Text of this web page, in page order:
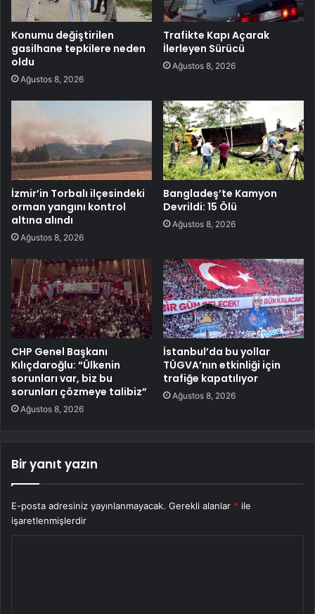
Konumu değiştirilen
gasilhane tepkilere neden
oldu
Ağustos 8, 2026
Trafikte Kapı Açarak
İlerleyen Sürücü
Ağustos 8, 2026
İzmir’in Torbalı ilçesindeki
orman yangını kontrol
altına alındı
Ağustos 8, 2026
Bangladeş’te Kamyon
Devrildi: 15 Ölü
Ağustos 8, 2026
CHP Genel Başkanı
Kılıçdaroğlu: “Ülkenin
sorunları var, biz bu
sorunları çözmeye talibiz”
Ağustos 8, 2026
İstanbul’da bu yollar
TÜGVA’nın etkinliği için
trafiğe kapatılıyor
Ağustos 8, 2026
Bir yanıt yazın
E-posta adresiniz yayınlanmayacak. Gerekli alanlar * ile
işaretlenmişlerdir